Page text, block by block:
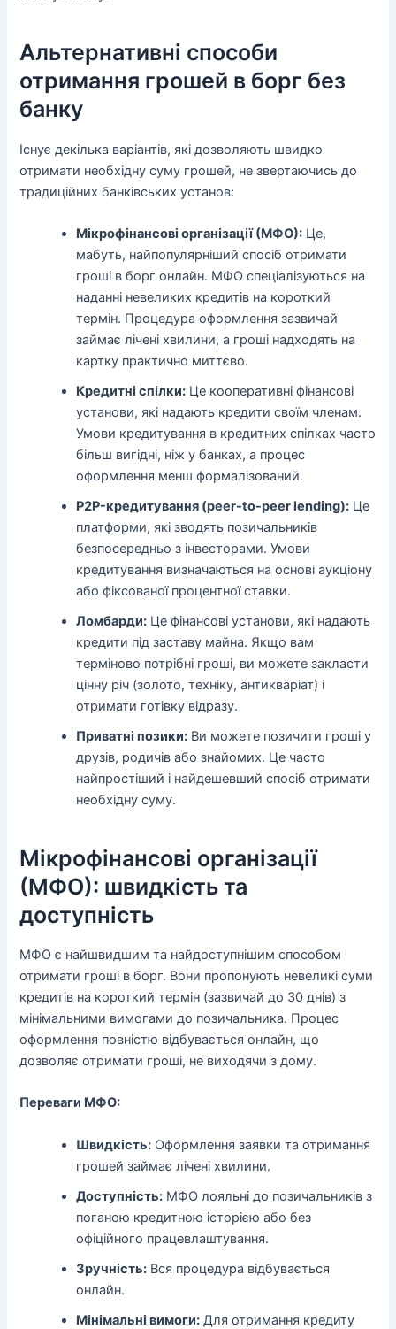
Альтернативні способи
отримання грошей в борг без
банку
Існує декілька варіантів, які дозволяють швидко
отримати необхідну суму грошей, не звертаючись до
традиційних банківських установ:
Мікрофінансові організації (МФО): Це,
мабуть, найпопулярніший спосіб отримати
гроші в борг онлайн. МФО спеціалізуються на
наданні невеликих кредитів на короткий
термін. Процедура оформлення зазвичай
займає лічені хвилини, а гроші надходять на
картку практично миттєво.
Кредитні спілки: Це кооперативні фінансові
установи, які надають кредити своїм членам.
Умови кредитування в кредитних спілках часто
більш вигідні, ніж у банках, а процес
оформлення менш формалізований.
P2P-кредитування (peer-to-peer lending): Це
платформи, які зводять позичальників
безпосередньо з інвесторами. Умови
кредитування визначаються на основі аукціону
або фіксованої процентної ставки.
Ломбарди: Це фінансові установи, які надають
кредити під заставу майна. Якщо вам
терміново потрібні гроші, ви можете закласти
цінну річ (золото, техніку, антикваріат) і
отримати готівку відразу.
Приватні позики: Ви можете позичити гроші у
друзів, родичів або знайомих. Це часто
найпростіший і найдешевший спосіб отримати
необхідну суму.
Мікрофінансові організації
(МФО): швидкість та
доступність
МФО є найшвидшим та найдоступнішим способом
отримати гроші в борг. Вони пропонують невеликі суми
кредитів на короткий термін (зазвичай до 30 днів) з
мінімальними вимогами до позичальника. Процес
оформлення повністю відбувається онлайн, що
дозволяє отримати гроші, не виходячи з дому.
Переваги МФО:
Швидкість: Оформлення заявки та отримання
грошей займає лічені хвилини.
Доступність: МФО лояльні до позичальників з
поганою кредитною історією або без
офіційного працевлаштування.
Зручність: Вся процедура відбувається
онлайн.
Мінімальні вимоги: Для отримання кредиту